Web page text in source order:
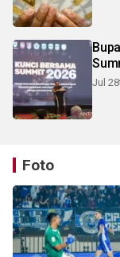
Jul
Foto